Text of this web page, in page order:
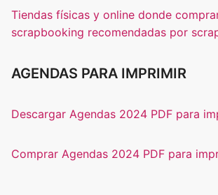
Tiendas físicas y online donde
scrapbooking recomendadas por
AGENDAS PARA IMPRIMIR
Descargar Agendas 2024 PDF para
Comprar Agendas 2024 PDF para